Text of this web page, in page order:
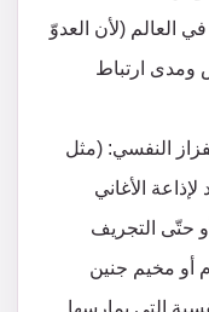
العالم (لأن العدوّ
ومدى ارتباط
النفسي: (مثل
الأغاني
حتّى التجريف
أو مخيم جنين
التي يمارسها